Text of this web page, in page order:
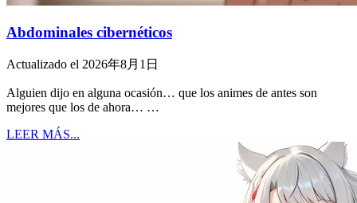
Abdominales cibernéticos
Actualizado el 2026年8月1日
Alguien dijo en alguna ocasión… que los animes de antes son
mejores que los de ahora… …
LEER MÁS...